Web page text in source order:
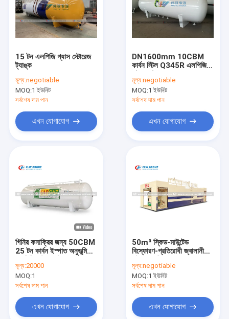
15 টন এলপিজি গ্যাস স্টোরেজ
ট্যাঙ্ক
মূল্য:negotiable
MOQ:1 ইউনিট
সর্বশেষ দাম পান
এখন যোগাযোগ
DN1600mm 10CBM
কার্বন স্টিল Q345R এলপিজি
মূল্য:negotiable
MOQ:1 ইউনিট
সর্বশেষ দাম পান
এখন যোগাযোগ
গিনির কনাক্রির জন্য 50CBM
25 টন কার্বন ইস্পাত অনুভূমিক
মূল্য:20000
MOQ:1
সর্বশেষ দাম পান
এখন যোগাযোগ
50m³ স্কিড-মাউন্টেড
বিস্ফোরণ-প্রতিরোধী জ্বালানী
অনসাইট রিফুয়েলিং
মূল্য:negotiable
MOQ:1 ইউনিট
সর্বশেষ দাম পান
এখন যোগাযোগ